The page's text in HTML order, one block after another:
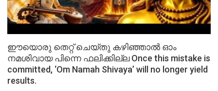
ഈയൊരു തെറ്റ് ചെയ്തു കഴിഞ്ഞാൽ ഓം
നമശിവായ പിന്നെ ഫലിക്കില്ല Once this mistake is
committed, ‘Om Namah Shivaya’ will no longer yield
results.